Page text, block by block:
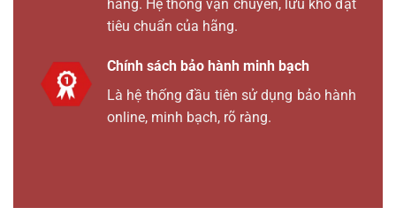
hãng. Hệ thống vận chuyển, lưu kho đạt
tiêu chuẩn của hãng.
Chính sách bảo hành minh bạch
Là hệ thống đầu tiên sử dụng bảo hành
online, minh bạch, rõ ràng.